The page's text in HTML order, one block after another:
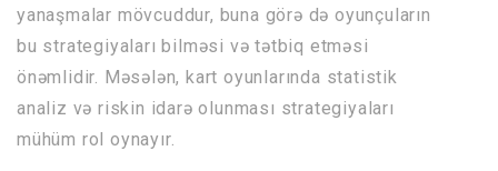
yanaşmalar mövcuddur, buna görə də oyunçuların
bu strategiyaları bilməsi və tətbiq etməsi
önəmlidir. Məsələn, kart oyunlarında statistik
analiz və riskin idarə olunması strategiyaları
mühüm rol oynayır.